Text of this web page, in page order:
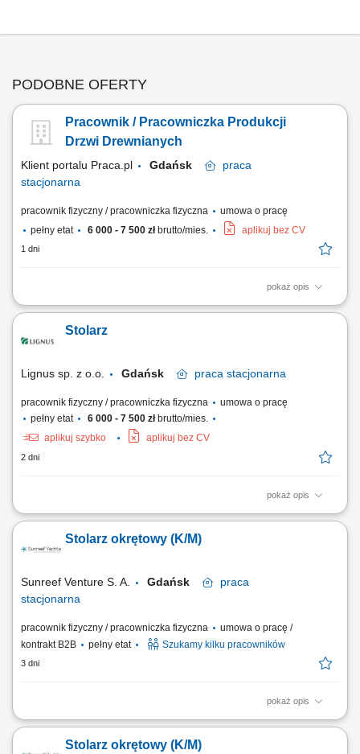
PODOBNE OFERTY
Pracownik / Pracowniczka Produkcji
Drzwi Drewnianych
Klient portalu Praca.pl Gdańsk
praca
stacjonarna
pracownik fizyczny / pracowniczka fizyczna
umowa o pracę
pełny etat
6 000 - 7 500 złbrutto/mies. aplikuj bez CV
1 dni
pokaż opis
Produkcja elementów drewnianych wykorzystywanych do wykonania
drewna. Obsługa maszyn produkcyjnych i narzędzi stolarskich. Kontrola
jakości oraz pakowanie gotowych produktów. Dbanie o porządek i
Stolarz
Lignus sp. z o.o. Gdańsk praca stacjonarna
pracownik fizyczny / pracowniczka fizyczna
umowa o pracę
pełny etat
6 000 - 7 500 złbrutto/mies.
aplikuj szybko
aplikuj bez CV
2 dni
pokaż opis
Zakres obowiązków: praca z drewnem przy produkcji drzwi
obsługa elektronarzędzi i maszyn produkcyjnych; mile widziane
uprawnienia na wózek widłowy;
Stolarz okrętowy (K/M)
Sunreef Venture S. A. Gdańsk
praca
stacjonarna
pracownik fizyczny / pracowniczka fizyczna
umowa o pracę /
kontrakt B2B
pełny etat Szukamy kilku pracowników
3 dni
pokaż opis
Zakres obowiązków: Prefabrykacja i montaż zabudowy meblowej oraz
materiałów drewnopochodnych. Montaż ścian, podłóg, sufitów oraz
Stolarz okrętowy (K/M)